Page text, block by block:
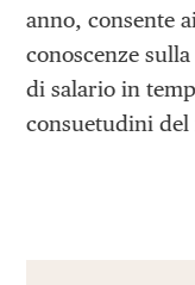
anno, consente
conoscenze
di salario in
consuetudini